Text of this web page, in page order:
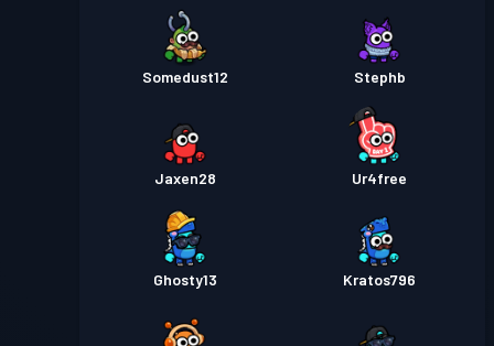
Somedust12 Stephb
Jaxen28 Ur4free
Ghosty13 Kratos796